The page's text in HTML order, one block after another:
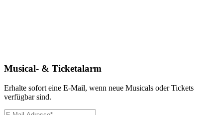
Musical- & Ticketalarm
Erhalte sofort eine E-Mail, wenn neue Musicals oder Tickets
verfügbar sind.